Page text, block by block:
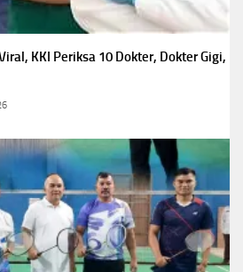
KKI Periksa 10 Dokter, Dokter Gigi,